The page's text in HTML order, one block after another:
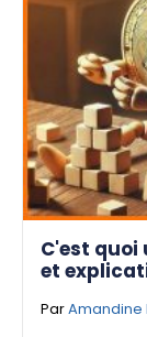
C'est quoi
et
ParAmandine